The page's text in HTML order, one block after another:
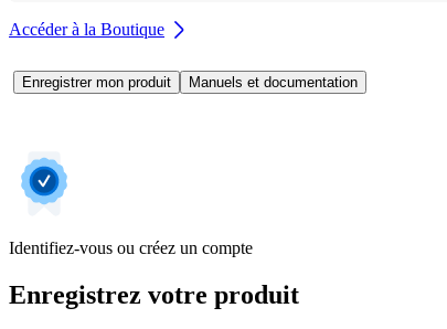
Accéder à la Boutique
Enregistrer mon produit Manuels et documentation
Identifiez-vous ou créez un compte
Enregistrez votre produit